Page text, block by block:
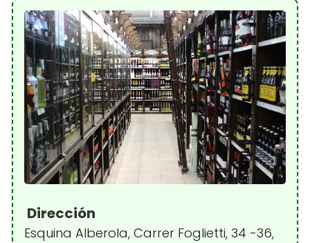
Dirección
Esquina Alberola, Carrer Foglietti, 34 -36,